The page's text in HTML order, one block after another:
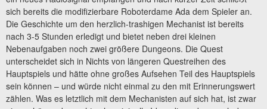
sich bereits die modifizierbare Roboterdame Ada dem Spieler an.
Die Geschichte um den herzlich-trashigen Mechanist ist bereits
nach 3-5 Stunden erledigt und bietet neben drei kleinen
Nebenaufgaben noch zwei größere Dungeons. Die Quest
unterscheidet sich in Nichts von längeren Questreihen des
Hauptspiels und hätte ohne großes Aufsehen Teil des Hauptspiels
sein können – und würde nicht einmal zu den mit Erinnerungswert
zählen. Was es letztlich mit dem Mechanisten auf sich hat, ist zwar